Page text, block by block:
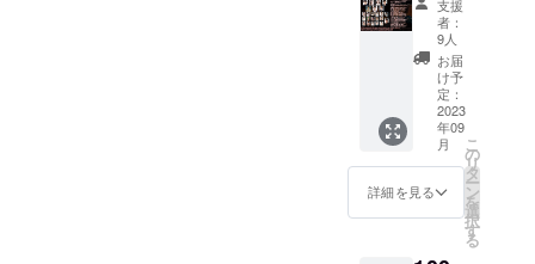
トをご
記入く
ださ
い。(50
文字以
随時集
計し、
カード
サイズ
のコメ
ント用
紙に応
援コメ
記入い
たしま
定ゲネ
プロの
アデー
ジョ役
は藤田
怜様出
演とな
りま
す。お
間違え
終リ
ハーサ
ル)にご
招待い
たしま
す。 ▽
こちら
のリ
ターン
品は、
学駅前
店〜』
の本
番・リ
ハーサ
ル時に
お弁当
の差し
入れを
して頂
けま
す！！
支援
者：
9人
お届
け予
定：
2023
年09
月
詳細を見る
こ
の
リ
タ
ー
ン
を
選
択
す
る